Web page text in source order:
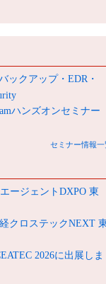
ックアップ・EDR・
ハンズオンセミナー
セミナー情報一
ージェントDXPO 東
経クロステックNEXT
2026に出展しま